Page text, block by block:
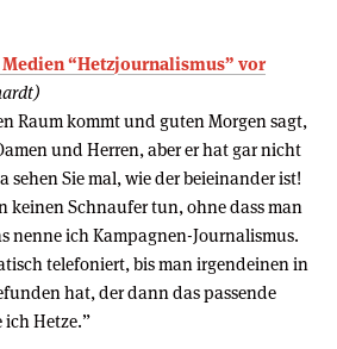
“Hetzjournalismus” vor
Raum kommt und guten Morgen sagt,
und Herren, aber er hat gar nicht
sehen Sie mal, wie der beieinander ist!
keinen Schnaufer tun, ohne dass man
nenne ich Kampagnen-Journalismus.
telefoniert, bis man irgendeinen in
hat, der dann das passende
Hetze.”